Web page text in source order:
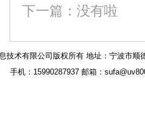
下一篇：没有啦
技术有限公司版权所有 地址：宁波市顺
手机：15990287937 邮箱：